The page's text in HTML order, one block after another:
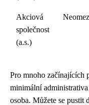
Akciová
společnost
(a.s.)
Pro mnoho začínajících
minimální
osoba. Můžete se pustit